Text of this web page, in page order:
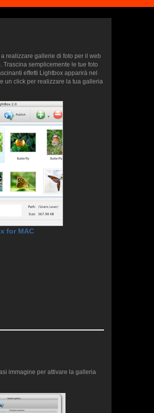
realizzare gallerie di foto per il web
Trascina semplicemente le tue foto
effetti Lightbox apparirà nel
un click per realizzare la tua galleria
for MAC
immagine per attivare la galleria